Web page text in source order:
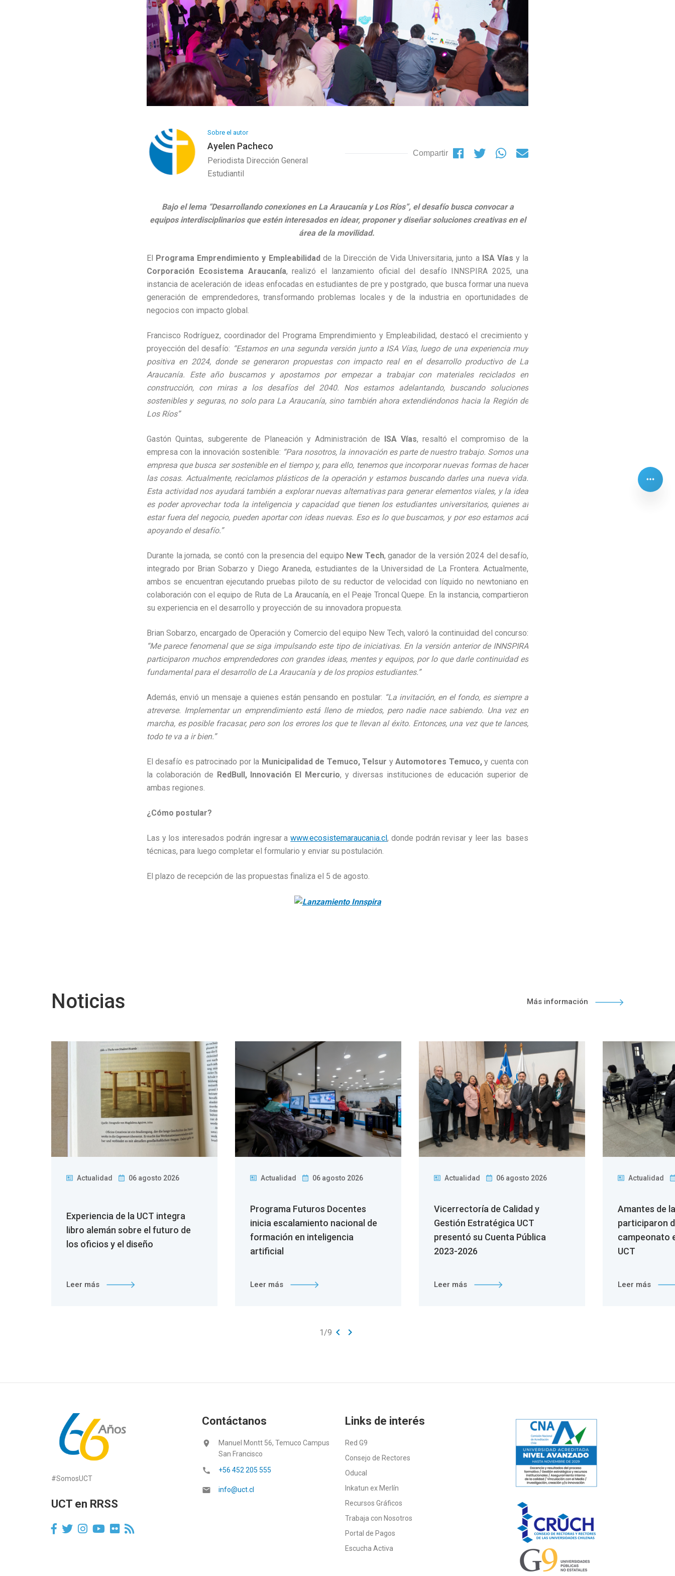
Sobre el autor
Ayelen Pacheco
Periodista Dirección General
Estudiantil
Compartir
Bajo el lema “Desarrollando conexiones en La Araucanía y Los Ríos”, el desafío busca convocar a
equipos interdisciplinarios que estén interesados en idear, proponer y diseñar soluciones creativas en el
área de la movilidad.
El Programa Emprendimiento y Empleabilidadde la Dirección de Vida Universitaria, junto a ISA Vías y la
Corporación Ecosistema Araucanía, realizó el lanzamiento oficial del desafío INNSPIRA 2025, una
instancia de aceleración de ideas enfocadas en estudiantes de pre y postgrado, que busca formar una nueva
generación de emprendedores, transformando problemas locales y de la industria en oportunidades de
negocios con impacto global.
Francisco Rodríguez, coordinador del Programa Emprendimiento y Empleabilidad, destacó el crecimiento y
proyección del desafío: “Estamos en una segunda versión junto a ISA Vías, luego de una experiencia muy
positiva en 2024, donde se generaron propuestas con impacto real en el desarrollo productivo de La
Araucanía. Este año buscamos y apostamos por empezar a trabajar con materiales reciclados en
construcción, con miras a los desafíos del 2040. Nos estamos adelantando, buscando soluciones
sostenibles y seguras, no solo para La Araucanía, sino también ahora extendiéndonos hacia la Región de
Los Ríos”
Gastón Quintas, subgerente de Planeación y Administración de ISA Vías, resaltó el compromiso de la
empresa con la innovación sostenible: “Para nosotros, la innovación es parte de nuestro trabajo. Somos una
empresa que busca ser sostenible en el tiempo y, para ello, tenemos que incorporar nuevas formas de hacer
las cosas. Actualmente, reciclamos plásticos de la operación y estamos buscando darles una nueva vida.
Esta actividad nos ayudará también a explorar nuevas alternativas para generar elementos viales, y la idea
es poder aprovechar toda la inteligencia y capacidad que tienen los estudiantes universitarios, quienes al
estar fuera del negocio, pueden aportar con ideas nuevas. Eso es lo que buscamos, y por eso estamos acá
apoyando el desafío.”
Durante la jornada, se contó con la presencia del equipo New Tech, ganador de la versión 2024 del desafío,
integrado por Brian Sobarzo y Diego Araneda, estudiantes de la Universidad de La Frontera. Actualmente,
ambos se encuentran ejecutando pruebas piloto de su reductor de velocidad con líquido no newtoniano en
colaboración con el equipo de Ruta de La Araucanía, en el Peaje Troncal Quepe. En la instancia, compartieron
su experiencia en el desarrollo y proyección de su innovadora propuesta.
Brian Sobarzo, encargado de Operación y Comercio del equipo New Tech, valoró la continuidad del concurso:
“Me parece fenomenal que se siga impulsando este tipo de iniciativas. En la versión anterior de INNSPIRA
participaron muchos emprendedores con grandes ideas, mentes y equipos, por lo que darle continuidad es
fundamental para el desarrollo de La Araucanía y de los propios estudiantes.”
Además, envió un mensaje a quienes están pensando en postular: “La invitación, en el fondo, es siempre a
atreverse. Implementar un emprendimiento está lleno de miedos, pero nadie nace sabiendo. Una vez en
marcha, es posible fracasar, pero son los errores los que te llevan al éxito. Entonces, una vez que te lances,
todo te va a ir bien.”
El desafío es patrocinado por la Municipalidad de Temuco, Telsur yAutomotores Temuco,y cuenta con
la colaboración de RedBull, Innovación El Mercurio, y diversas instituciones de educación superior de
ambas regiones.
¿Cómo postular?
Las y los interesados podrán ingresar awww.ecosistemaraucania.cl, donde podrán revisar y leer las bases
técnicas, para luego completar el formulario y enviar su postulación.
El plazo de recepción de las propuestas finaliza el 5 de agosto.
Noticias Más información
Actualidad 06 agosto 2026
Experiencia de la UCT integra
libro alemán sobre el futuro de
los oficios y el diseño
Leer más
Actualidad 06 agosto 2026
Programa Futuros Docentes
inicia escalamiento nacional de
formación en inteligencia
artificial
Leer más
Actualidad 06 agosto 2026
Vicerrectoría de Calidad y
Gestión Estratégica UCT
presentó su Cuenta Pública
2023-2026
Leer más
Actualidad
Amantes de
participaron
campeonato
UCT
Leer más
1 /9 keyboard_arrow_left keyboard_arrow_right
#SomosUCT
UCT en RRSS
Contáctanos
location_on
Manuel Montt 56, Temuco Campus
San Francisco
call +56 452 205 555
email info@uct.cl
Links de interés
Red G9
Consejo de Rectores
Oducal
Inkatun ex Merlín
Recursos Gráficos
Trabaja con Nosotros
Portal de Pagos
Escucha Activa